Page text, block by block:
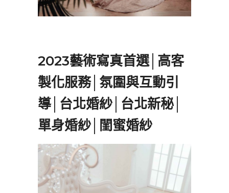
2023藝術寫真首選│高客
製化服務│氛圍與互動引
導│台北婚紗│台北新秘│
單身婚紗│閨蜜婚紗